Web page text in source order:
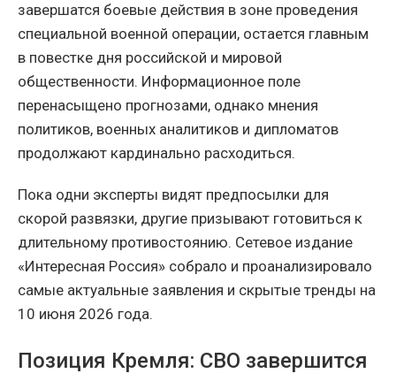
завершатся боевые действия в зоне проведения
специальной военной операции, остается главным
в повестке дня российской и мировой
общественности. Информационное поле
перенасыщено прогнозами, однако мнения
политиков, военных аналитиков и дипломатов
продолжают кардинально расходиться.
Пока одни эксперты видят предпосылки для
скорой развязки, другие призывают готовиться к
длительному противостоянию. Сетевое издание
«Интересная Россия» собрало и проанализировало
самые актуальные заявления и скрытые тренды на
10 июня 2026 года.
Позиция Кремля: СВО завершится